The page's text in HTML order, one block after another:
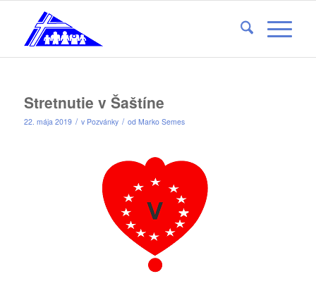
Stretnutie v Šaštíne
22. mája 2019 / v Pozvánky / od Marko Semes